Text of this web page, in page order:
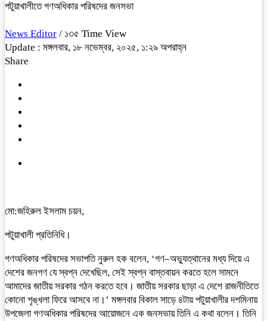
পটুয়াখালীতে গণঅধিকার পরিষদের জনসভা
News Editor / ১৩৫ Time View
Update : মঙ্গলবার, ১৮ নভেম্বর, ২০২৫, ১:২৯ অপরাহ্ন
Share
মো:জহিরুল ইসলাম চয়ন,
পটুয়াখালী প্রতিনিধি।
গণঅধিকার পরিষদের সভাপতি নুরুল হক বলেন, ‘গণ–অভ্যুত্থানের মধ্য দিয়ে এ
দেশের জনগণ যে স্বপ্ন দেখেছিল, সেই স্বপ্ন বাস্তবায়ন করতে হলে সামনে
আমাদের জাতীয় সরকার গঠন করতে হবে। জাতীয় সরকার ছাড়া এ দেশে রাজনীতিতে
কোনো শৃঙ্খলা ফিরে আসবে না।’ মঙ্গলবার বিকাল সাড়ে ৪টায় পটুয়াখালীর দশমিনায়
উপজেলা গণঅধিকার পরিষদের আয়োজনে এক জনসভায় তিনি এ কথা বলেন। তিনি